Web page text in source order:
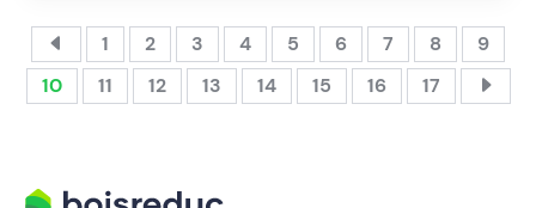
1 2 3 4 5 6 7 8
9
10
11 12 13 14 15 16 17